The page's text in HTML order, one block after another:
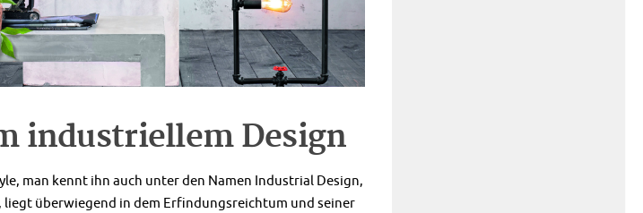
industriellem Design
man kennt ihn auch unter den Namen Industrial Design,
überwiegend in dem Erfindungsreichtum und seiner